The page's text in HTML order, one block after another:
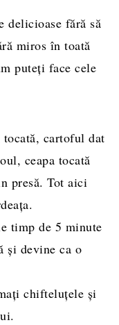
delicioase fără să
miros în toată
puteți face cele
cartoful dat
ceapa tocată
presă. Tot aici
timp de 5 minute
și devine ca o
chifteluțele și